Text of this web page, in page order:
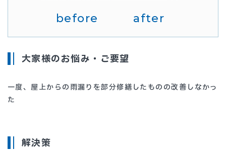
before after
大家様のお悩み・ご要望
一度、屋上からの雨漏りを部分修繕したものの改善しなかっ
た
解決策